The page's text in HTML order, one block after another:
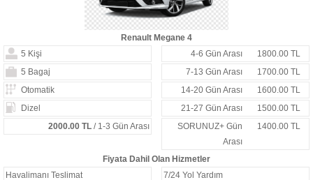
Renault Megane 4
5 Kişi
4-6 Gün Arası
1800.00 TL
5 Bagaj
7-13 Gün Arası
1700.00 TL
Otomatik
14-20 Gün Arası
1600.00 TL
Dizel
21-27 Gün Arası
1500.00 TL
2000.00 TL/ 1-3 Gün Arası
SORUNUZ+ Gün
Arası
1400.00 TL
Fiyata Dahil Olan Hizmetler
Havalimanı Teslimat
7/24 Yol Yardım